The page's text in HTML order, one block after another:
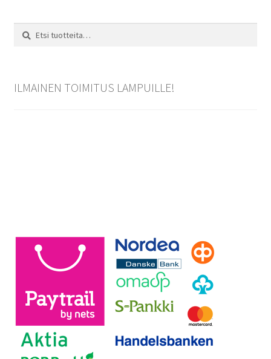
Etsi:
Haku
ILMAINEN TOIMITUS LAMPUILLE!